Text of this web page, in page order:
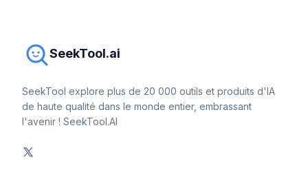
SeekTool.ai
SeekTool explore plus de 20 000 outils et produits d'IA
de haute qualité dans le monde entier, embrassant
l'avenir ! SeekTool.AI